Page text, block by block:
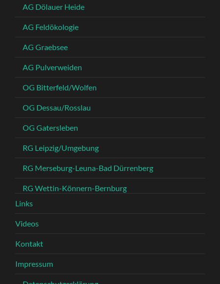
AG Dölauer Heide
AG Feldökologie
AG Graebsee
AG Pulverweiden
OG Bitterfeld/Wolfen
OG Dessau/Rosslau
OG Gatersleben
RG Leipzig/Umgebung
RG Merseburg-Leuna-Bad Dürrenberg
RG Wettin-Könnern-Bernburg
Links
Videos
Kontakt
Impressum